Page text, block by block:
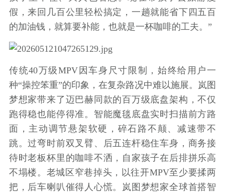
假，来回几百公里轻松搞定，一趟就能省下四五百
的加油钱，就算要补能，也就是一杯咖啡的工夫。”
传统40万级MPV因车身尺寸限制，始终给用户一
种“操控笨重”的印象，在复杂路况中难以施展。岚图
梦想家带来了迈巴赫同款的百万级底盘架构，不仅
跑得稳也能停得准。智能魔毯底盘实时扫描前方路
面，主动调节悬架软硬，碎石路不颠、减速带不
跳。过弯时前双叉臂、后五连杆稳住车身，商务接
待时老板杯里的咖啡不洒，自家孩子在后排拼乐高
不塌楼。老城区窄巷掉头，以往开MPV至少要揉两
把，后车喇叭催得人心慌。岚图梦想家全球首搭智